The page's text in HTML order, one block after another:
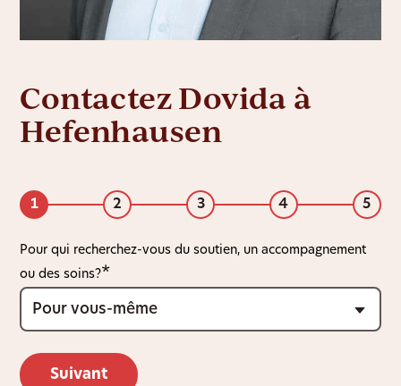
Contactez Dovida à
Hefenhausen
1 2 3 4 5
Pour qui recherchez-vous du soutien, un accompagnement
ou des soins?